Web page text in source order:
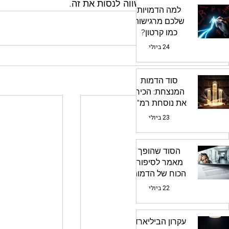
זה נחמד, שווה לנסות את זה.
פוסטים אחרונים
למה הדמויות
שלכם מרגישות
כמו קרטון?
ההבדל בין
24 ביולי
סוד הדמות
המנצחת: הכירו
את נוסחת רמ"ה
23 ביולי
הסוד שהופך
מאמר לסיפור:
הכוח של הדמות
22 ביולי
עקרון הביליארד: